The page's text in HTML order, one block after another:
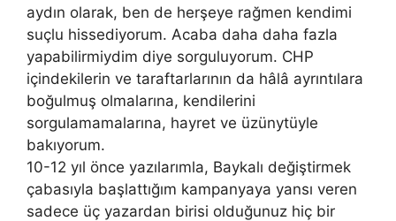
aydın olarak, ben de herşeye rağmen kendimi
suçlu hissediyorum. Acaba daha daha fazla
yapabilirmiydim diye sorguluyorum. CHP
içindekilerin ve taraftarlarının da hâlâ ayrıntılara
boğulmuş olmalarına, kendilerini
sorgulamamalarına, hayret ve üzünytüyle
bakıyorum.
10-12 yıl önce yazılarımla, Baykalı değiştirmek
çabasıyla başlattığım kampanyaya yansı veren
sadece üç yazardan birisi olduğunuz hiç bir